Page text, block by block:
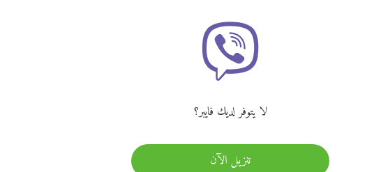
لا يتوفر لديك فايبر؟
تنزيل الآن